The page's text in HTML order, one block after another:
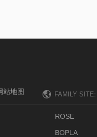
站地图
ROSE
BOPLA